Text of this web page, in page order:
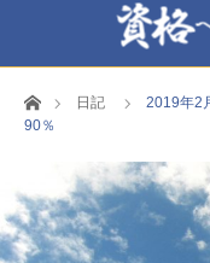
ホーム日記
2019年2
90％